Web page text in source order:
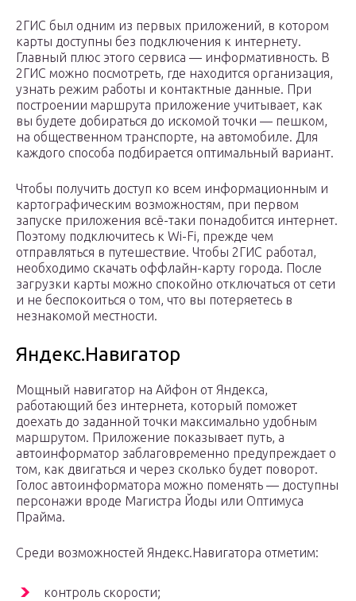
2ГИС был одним из первых приложений, в котором
карты доступны без подключения к интернету.
Главный плюс этого сервиса — информативность. В
2ГИС можно посмотреть, где находится организация,
узнать режим работы и контактные данные. При
построении маршрута приложение учитывает, как
вы будете добираться до искомой точки — пешком,
на общественном транспорте, на автомобиле. Для
каждого способа подбирается оптимальный вариант.
Чтобы получить доступ ко всем информационным и
картографическим возможностям, при первом
запуске приложения всё-таки понадобится интернет.
Поэтому подключитесь к Wi-Fi, прежде чем
отправляться в путешествие. Чтобы 2ГИС работал,
необходимо скачать оффлайн-карту города. После
загрузки карты можно спокойно отключаться от сети
и не беспокоиться о том, что вы потеряетесь в
незнакомой местности.
Яндекс.Навигатор
Мощный навигатор на Айфон от Яндекса,
работающий без интернета, который поможет
доехать до заданной точки максимально удобным
маршрутом. Приложение показывает путь, а
автоинформатор заблаговременно предупреждает о
том, как двигаться и через сколько будет поворот.
Голос автоинформатора можно поменять — доступны
персонажи вроде Магистра Йоды или Оптимуса
Прайма.
Среди возможностей Яндекс.Навигатора отметим:
контроль скорости;